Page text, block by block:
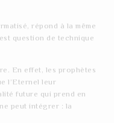
répond à la même
question de technique
En effet, les prophètes
l’Eternel leur
future qui prend en
peut intégrer : la